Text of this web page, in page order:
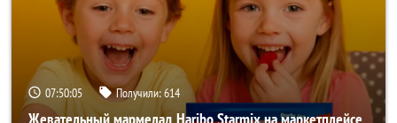
07:50:02 Получили:614